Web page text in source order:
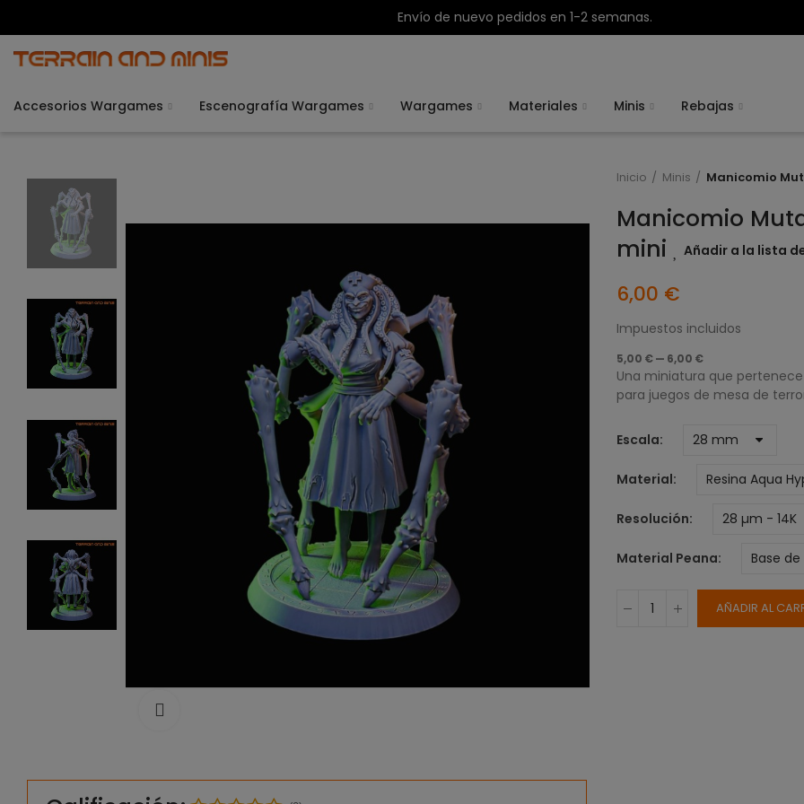
Envío de nuevo pedidos en 1-2 semanas.
Accesorios Wargames Escenografía Wargames Wargames Materiales Minis Rebajas
Inicio Minis Manicomio
Manicomio
mini
Añadir a la lista
6,00 €
Impuestos incluidos
5,00 € — 6,00 €
Una miniatura que
para juegos de mesa de
Escala
Material
Resolución
Material Peana
AÑADIR AL